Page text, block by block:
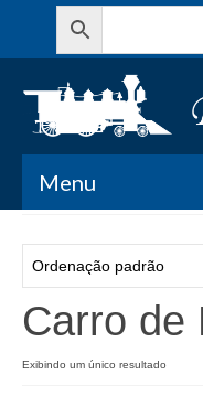
Menu
Todos os Produtos
Meu Carrinho
Minha conta
Carro de
Exibindo um único resultado